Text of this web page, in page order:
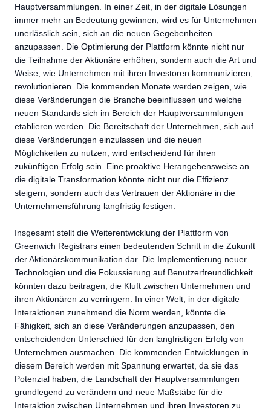
Hauptversammlungen. In einer Zeit, in der digitale Lösungen
immer mehr an Bedeutung gewinnen, wird es für Unternehmen
unerlässlich sein, sich an die neuen Gegebenheiten
anzupassen. Die Optimierung der Plattform könnte nicht nur
die Teilnahme der Aktionäre erhöhen, sondern auch die Art und
Weise, wie Unternehmen mit ihren Investoren kommunizieren,
revolutionieren. Die kommenden Monate werden zeigen, wie
diese Veränderungen die Branche beeinflussen und welche
neuen Standards sich im Bereich der Hauptversammlungen
etablieren werden. Die Bereitschaft der Unternehmen, sich auf
diese Veränderungen einzulassen und die neuen
Möglichkeiten zu nutzen, wird entscheidend für ihren
zukünftigen Erfolg sein. Eine proaktive Herangehensweise an
die digitale Transformation könnte nicht nur die Effizienz
steigern, sondern auch das Vertrauen der Aktionäre in die
Unternehmensführung langfristig festigen.
Insgesamt stellt die Weiterentwicklung der Plattform von
Greenwich Registrars einen bedeutenden Schritt in die Zukunft
der Aktionärskommunikation dar. Die Implementierung neuer
Technologien und die Fokussierung auf Benutzerfreundlichkeit
könnten dazu beitragen, die Kluft zwischen Unternehmen und
ihren Aktionären zu verringern. In einer Welt, in der digitale
Interaktionen zunehmend die Norm werden, könnte die
Fähigkeit, sich an diese Veränderungen anzupassen, den
entscheidenden Unterschied für den langfristigen Erfolg von
Unternehmen ausmachen. Die kommenden Entwicklungen in
diesem Bereich werden mit Spannung erwartet, da sie das
Potenzial haben, die Landschaft der Hauptversammlungen
grundlegend zu verändern und neue Maßstäbe für die
Interaktion zwischen Unternehmen und ihren Investoren zu